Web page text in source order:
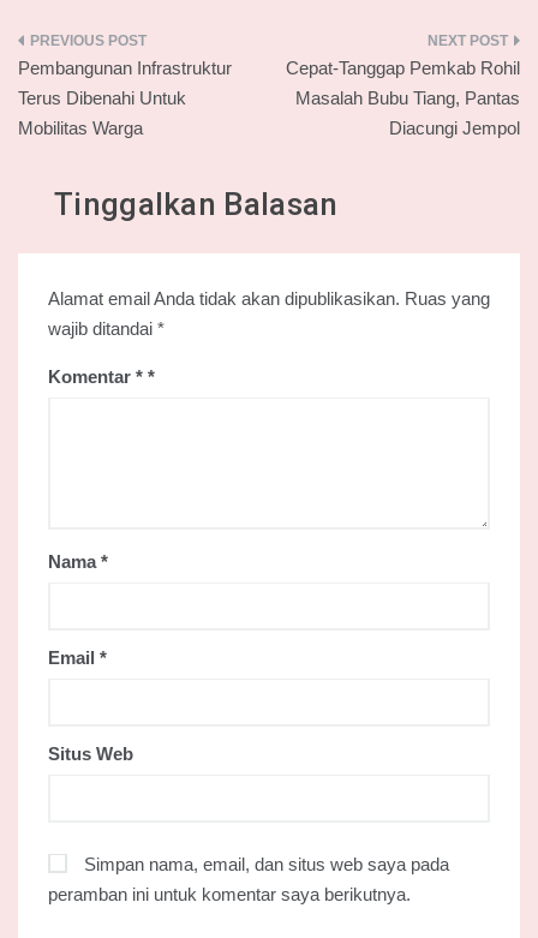
Navigasi
pos
Pembangunan Infrastruktur
Terus Dibenahi Untuk
Mobilitas Warga
Cepat-Tanggap Pemkab Rohil
Masalah Bubu Tiang, Pantas
Diacungi Jempol
Tinggalkan Balasan
Alamat email Anda tidak akan dipublikasikan. Ruas yang
wajib ditandai *
Komentar *
Nama*
Email *
Situs Web
Simpan nama, email, dan situs web saya pada
peramban ini untuk komentar saya berikutnya.